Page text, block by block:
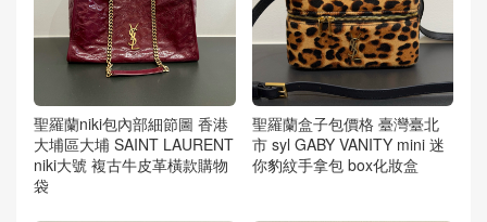
聖羅蘭niki包內部細節圖 香港
大埔區大埔 SAINT LAURENT
niki大號 複古牛皮革橫款購物
袋
聖羅蘭盒子包價格 臺灣臺北
市 syl GABY VANITY mini 迷
你豹紋手拿包 box化妝盒